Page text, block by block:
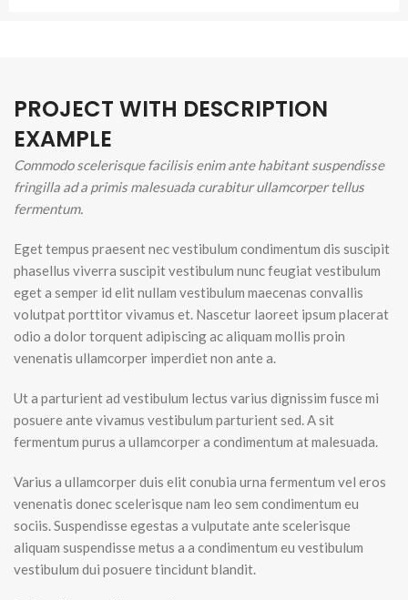
PROJECT WITH DESCRIPTION
EXAMPLE
Commodo scelerisque facilisis enim ante habitant suspendisse
fringilla ad a primis malesuada curabitur ullamcorper tellus
fermentum.
Eget tempus praesent nec vestibulum condimentum dis suscipit
phasellus viverra suscipit vestibulum nunc feugiat vestibulum
eget a semper id elit nullam vestibulum maecenas convallis
volutpat porttitor vivamus et. Nascetur laoreet ipsum placerat
odio a dolor torquent adipiscing ac aliquam mollis proin
venenatis ullamcorper imperdiet non ante a.
Ut a parturient ad vestibulum lectus varius dignissim fusce mi
posuere ante vivamus vestibulum parturient sed. A sit
fermentum purus a ullamcorper a condimentum at malesuada.
Varius a ullamcorper duis elit conubia urna fermentum vel eros
venenatis donec scelerisque nam leo sem condimentum eu
sociis. Suspendisse egestas a vulputate ante scelerisque
aliquam suspendisse metus a a condimentum eu vestibulum
vestibulum dui posuere tincidunt blandit.